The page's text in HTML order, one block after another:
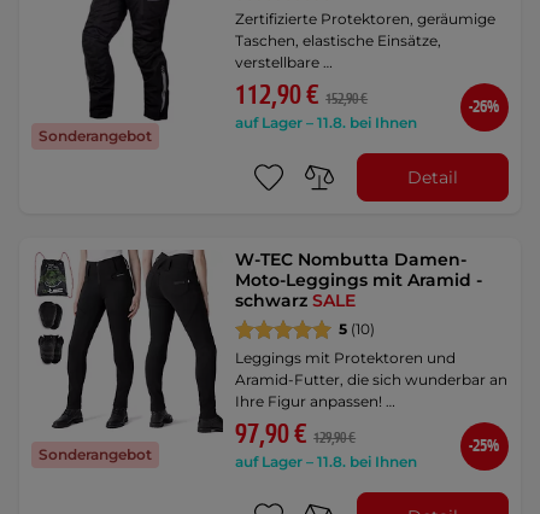
Sonderangebot
Zertifizierte Protektoren, geräumige
Taschen, elastische Einsätze,
verstellbare …
112,90 € 152,90 €
auf Lager – 11.8. bei Ihnen
-26%
Detail
Sonderangebot
W-TEC Nombutta Damen-
Moto-Leggings mit Aramid -
schwarzSALE
5 (10)
Leggings mit Protektoren und
Aramid-Futter, die sich wunderbar an
Ihre Figur anpassen! …
97,90 € 129,90 €
auf Lager – 11.8. bei Ihnen
-25%